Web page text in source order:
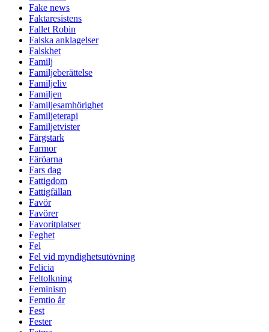
Fake news
Faktaresistens
Fallet Robin
Falska anklagelser
Falskhet
Familj
Familjeberättelse
Familjeliv
Familjen
Familjesamhörighet
Familjeterapi
Familjetvister
Färgstark
Farmor
Färöarna
Fars dag
Fattigdom
Fattigfällan
Favör
Favörer
Favoritplatser
Feghet
Fel
Fel vid myndighetsutövning
Felicia
Feltolkning
Feminism
Femtio år
Fest
Fester